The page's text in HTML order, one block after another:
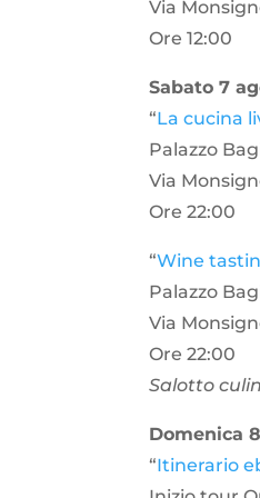
Via
Ore 12:00
Sabato 7
“La cucina
Palazzo
Via
Ore 22:00
“Wine
Palazzo
Via
Ore 22:00
Salotto
Domenica
“Itinerario